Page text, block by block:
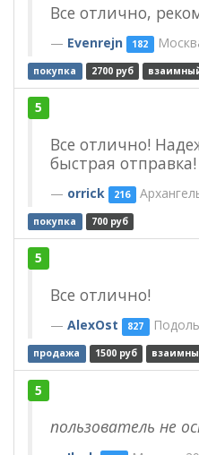
Все отлично,
Evenrejn 182
покупка 2700 руб
5
Все отлично!
быстрая
orrick 216
покупка 700 руб
5
Все отлично!
AlexOst 827
продажа 1500 руб
5
пользователь не